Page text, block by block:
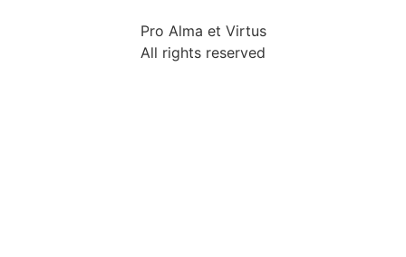
Pro Alma et Virtus
All rights reserved